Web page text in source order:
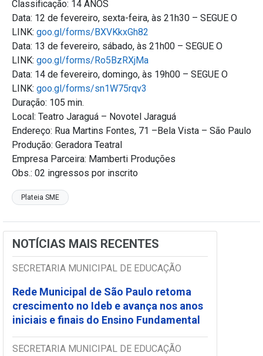
Classificação: 14 ANOS
Data: 12 de fevereiro, sexta-feira, às 21h30 – SEGUE O
LINK: goo.gl/forms/BXVKkxGh82
Data: 13 de fevereiro, sábado, às 21h00 – SEGUE O
LINK: goo.gl/forms/Ro5BzRXjMa
Data: 14 de fevereiro, domingo, às 19h00 – SEGUE O
LINK: goo.gl/forms/sn1W75rqv3
Duração: 105 min.
Local: Teatro Jaraguá – Novotel Jaraguá
Endereço: Rua Martins Fontes, 71 –Bela Vista – São Paulo
Produção: Geradora Teatral
Empresa Parceira: Mamberti Produções
Obs.: 02 ingressos por inscrito
Plateia SME
NOTÍCIAS MAIS RECENTES
SECRETARIA MUNICIPAL DE EDUCAÇÃO
Rede Municipal de São Paulo retoma
crescimento no Ideb e avança nos anos
iniciais e finais do Ensino Fundamental
SECRETARIA MUNICIPAL DE EDUCAÇÃO